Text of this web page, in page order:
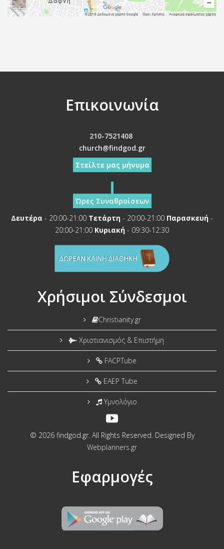
Επικοινωνία
210-7521408
church@findgod.gr
Στείλτε μας μήνυμα
Ώρες Συναθροίσεων
Δευτέρα - 20:00-21:00 Τετάρτη - 20:00-21:00 Παρασκευή -
20:00-21:00 Κυριακή - 09:30-12:30
Χρήσιμοι Σύνδεσμοι
Christianity.gr
Χριστιανισμός & Επιστήμη
FACPTube
EAEP Tube
Υμνολόγιο
© 2026 findgod.gr. All Rights Reserved. Designed By
Webplanners.gr
Εφαρμογές